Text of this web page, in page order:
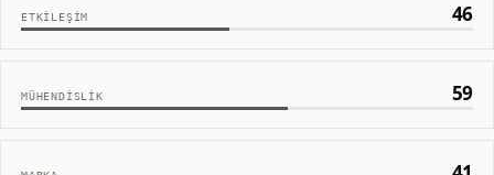
ETKILEŞIM 46
MÜHENDISLIK 59